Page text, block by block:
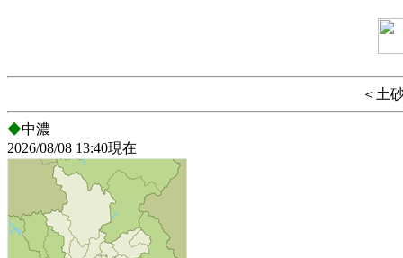
＜土
◆中濃
2026/08/08 13:40現在